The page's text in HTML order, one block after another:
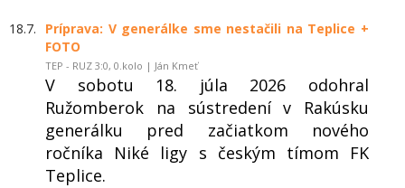
18.7.
Príprava: V generálke sme nestačili na Teplice +
FOTO
TEP - RUZ 3:0, 0.kolo | Ján Kmeť
V sobotu 18. júla 2026 odohral
Ružomberok na sústredení v Rakúsku
generálku pred začiatkom nového
ročníka Niké ligy s českým tímom FK
Teplice.